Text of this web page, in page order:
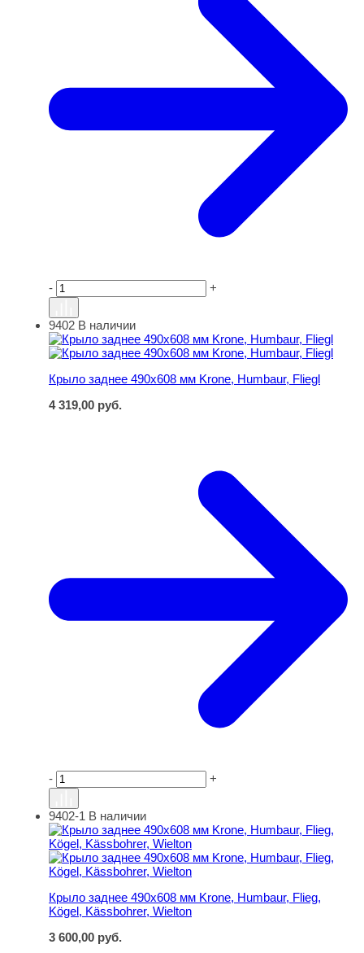
- +
Крыло заднее 490х608 мм Krone, Humbaur, Fliegl
9402 В наличии
Крыло заднее 490х608 мм Krone, Humbaur, Fliegl
4 319,00 руб.
- +
Крыло заднее 490х608 мм Krone, Humbaur, Flieg, Kögel,
9402-1 В наличии
Крыло заднее 490х608 мм Krone, Humbaur, Flieg,
Kögel, Kässbohrer, Wielton
3 600,00 руб.